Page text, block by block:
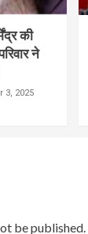
की
ने
3, 2025
be published.